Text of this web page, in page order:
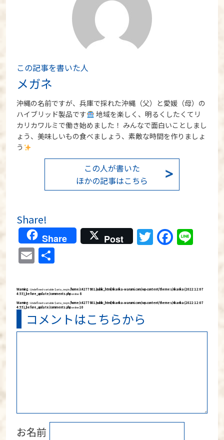
この記事を書いた人
メガネ
沖縄の名前ですが、兵庫で採れた沖縄（父）と愛媛（母）の
ハイブリッド製品です
地域を楽しく、明るくしたくてリ
カリカワルミで働き始めました！ みんなで面白いことしまし
ょう、美味しいもの食べましょう、素敵な時間を作りましょ
う
この人が書いた
ほかの記事はこちら
Share!
Share Post Twitter
Email
Warning: Undefined variable $aria_req in/home/c4277801/public_html/rikarika-warumi.com/wp-content/themes/rikarika (2022:12:07
4:55)_before_update/comments.phpon line 8
Warning: Undefined variable $aria_req in/home/c4277801/public_html/rikarika-warumi.com/wp-content/themes/rikarika (2022:12:07
4:55)_before_update/comments.phpon line10
コメントはこちらから
お名前